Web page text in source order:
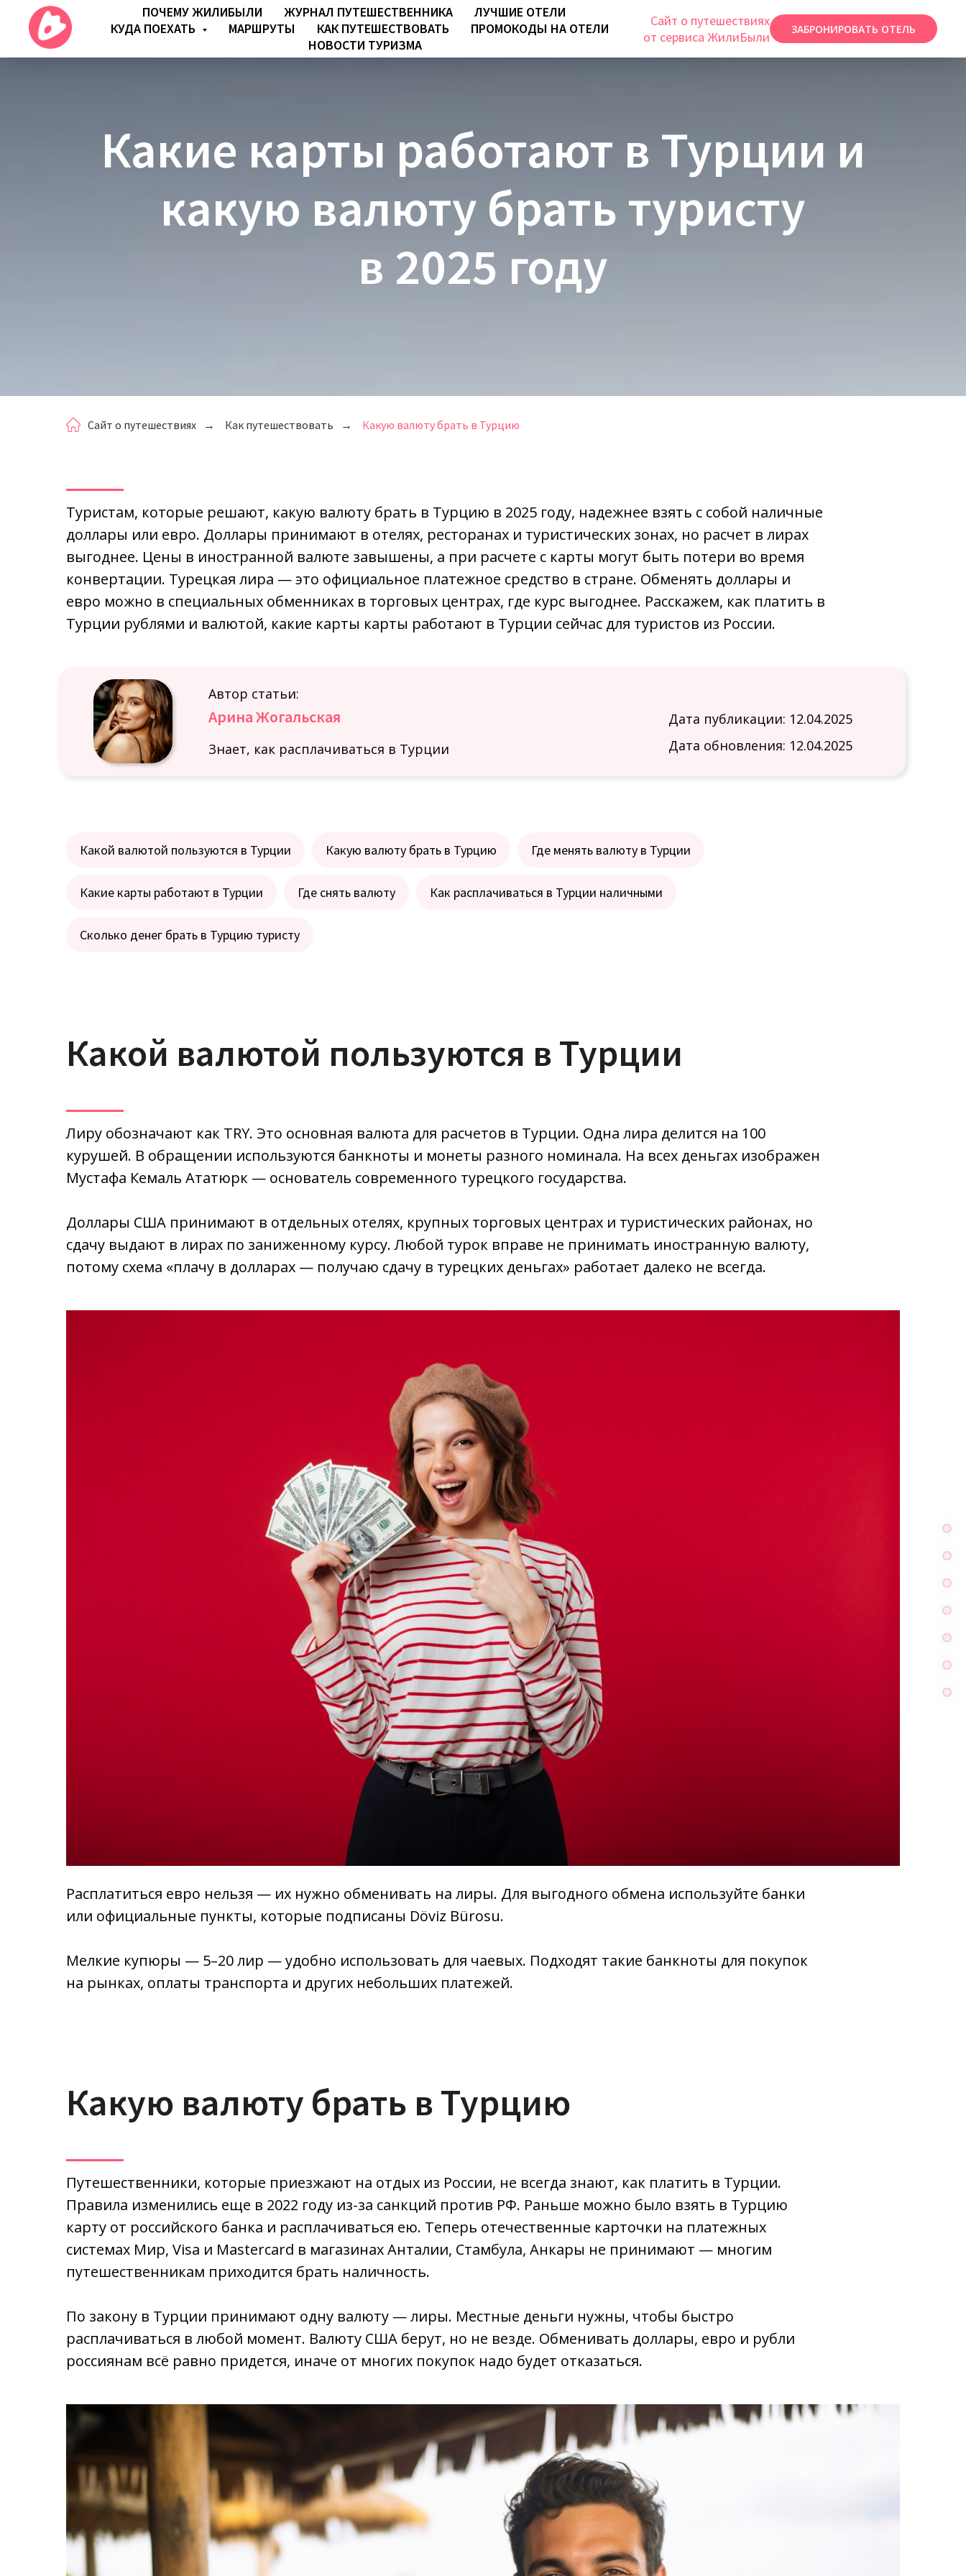
ПОЧЕМУ ЖИЛИБЫЛИ ЖУРНАЛ ПУТЕШЕСТВЕННИКА
ЛУЧШИЕ ОТЕЛИ
КУДА ПОЕХАТЬ
МАРШРУТЫ КАК ПУТЕШЕСТВОВАТЬ
ПРОМОКОДЫ НА ОТЕЛИ
НОВОСТИ ТУРИЗМА
Сайт о путешествиях
от сервиса ЖилиБыли
ЗАБРОНИРОВАТЬ ОТЕЛЬ
Какие карты работают в Турции и
какую валюту брать туристу
в 2025 году
Сайт о путешествиях → Как путешествовать → Какую валюту брать в Турцию
Туристам, которые решают, какую валюту брать в Турцию в 2025 году, надежнее взять с собой наличные
доллары или евро. Доллары принимают в отелях, ресторанах и туристических зонах, но расчет в лирах
выгоднее. Цены в иностранной валюте завышены, а при расчете с карты могут быть потери во время
конвертации. Турецкая лира — это официальное платежное средство в стране. Обменять доллары и
евро можно в специальных обменниках в торговых центрах, где курс выгоднее. Расскажем, как платить в
Турции рублями и валютой, какие карты карты работают в Турции сейчас для туристов из России.
Арина Жогальская Дата публикации: 12.04.2025
Автор статьи:
Дата обновления: 12.04.2025
Знает, как расплачиваться в Турции
Какой валютой пользуются в Турции Какую валюту брать в Турцию Где менять валюту в Турции
Какие карты работают в Турции Где снять валюту Как расплачиваться в Турции наличными
Сколько денег брать в Турцию туристу
Какой валютой пользуются в Турции
Лиру обозначают как TRY. Это основная валюта для расчетов в Турции. Одна лира делится на 100
курушей. В обращении используются банкноты и монеты разного номинала. На всех деньгах изображен
Мустафа Кемаль Ататюрк — основатель современного турецкого государства.
Доллары США принимают в отдельных отелях, крупных торговых центрах и туристических районах, но
сдачу выдают в лирах по заниженному курсу. Любой турок вправе не принимать иностранную валюту,
потому схема «плачу в долларах — получаю сдачу в турецких деньгах» работает далеко не всегда.
Расплатиться евро нельзя — их нужно обменивать на лиры. Для выгодного обмена используйте банки
или официальные пункты, которые подписаны Döviz Bürosu.
Мелкие купюры — 5–20 лир — удобно использовать для чаевых. Подходят такие банкноты для покупок
на рынках, оплаты транспорта и других небольших платежей.
Какую валюту брать в Турцию
Путешественники, которые приезжают на отдых из России, не всегда знают, как платить в Турции.
Правила изменились еще в 2022 году из-за санкций против РФ. Раньше можно было взять в Турцию
карту от российского банка и расплачиваться ею. Теперь отечественные карточки на платежных
системах Мир, Visa и Mastercard в магазинах Анталии, Стамбула, Анкары не принимают — многим
путешественникам приходится брать наличность.
По закону в Турции принимают одну валюту — лиры. Местные деньги нужны, чтобы быстро
расплачиваться в любой момент. Валюту США берут, но не везде. Обменивать доллары, евро и рубли
россиянам всё равно придется, иначе от многих покупок надо будет отказаться.